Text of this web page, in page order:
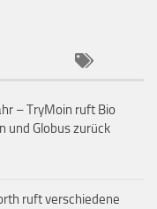
– TryMoin ruft Bio
und Globus zurück
ruft verschiedene